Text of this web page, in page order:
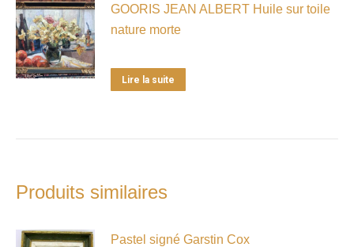
GOORIS JEAN ALBERT Huile sur toile
nature morte
Lire la suite
Produits similaires
Pastel signé Garstin Cox